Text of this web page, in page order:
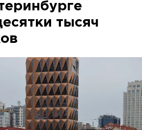
тысяч